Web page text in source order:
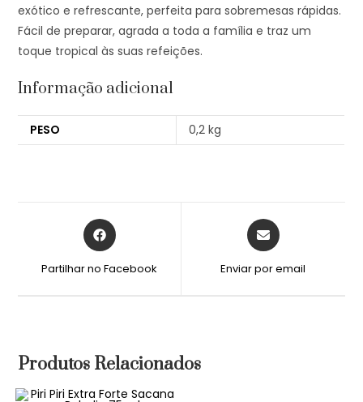
exótico e refrescante, perfeita para sobremesas rápidas.
Fácil de preparar, agrada a toda a família e traz um
toque tropical às suas refeições.
Informação adicional
PESO 0,2 kg
Partilhar no Facebook Enviar por email
Produtos Relacionados